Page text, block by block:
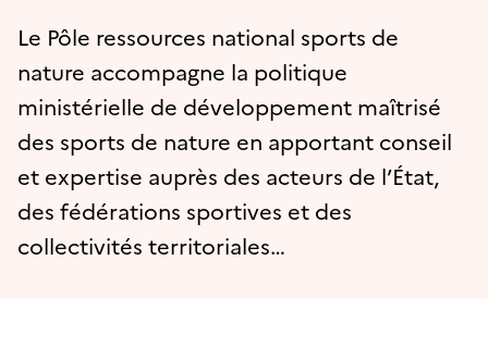
Le Pôle ressources national sports de
nature accompagne la politique
ministérielle de développement maîtrisé
des sports de nature en apportant conseil
et expertise auprès des acteurs de l’État,
des fédérations sportives et des
collectivités territoriales…